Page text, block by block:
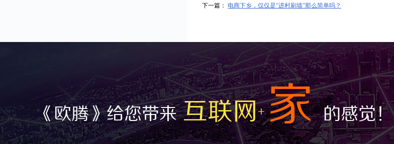
下一篇： 电商下乡，仅仅是“进村刷墙”那么简单吗？
《欧腾》给您带来互联网+ 家 的感觉！